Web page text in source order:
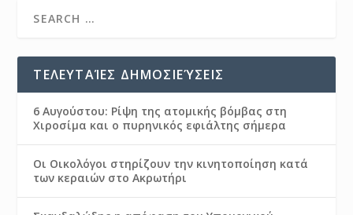
ΤΕΛΕΥΤΑΊΕΣ ΔΗΜΟΣΙΕΎΣΕΙΣ
6 Αυγούστου: Ρίψη της ατομικής βόμβας στη
Χιροσίμα και ο πυρηνικός εφιάλτης σήμερα
Οι Οικολόγοι στηρίζουν την κινητοποίηση κατά
των κεραιών στο Ακρωτήρι